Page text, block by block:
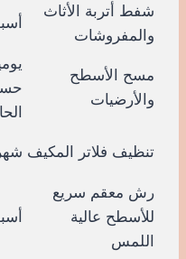
شفط أتربة الأثاث
والمفروشات
مسح الأسطح
والأرضيات
تنظيف فلاتر المكيف
رش معقم سريع
للأسطح عالية
اللمس